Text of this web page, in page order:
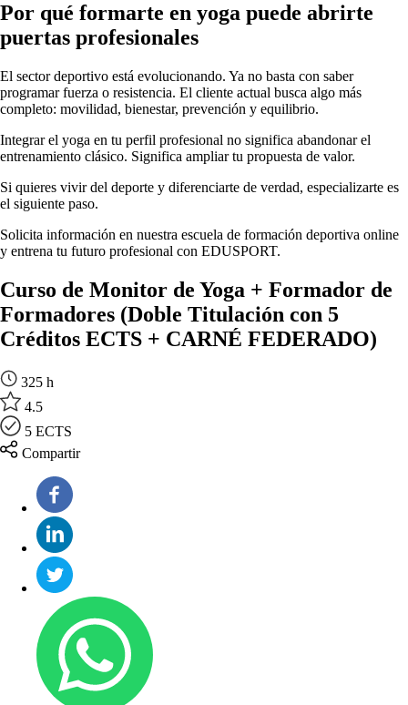
Por qué formarte en yoga puede abrirte
puertas profesionales
El sector deportivo está evolucionando. Ya no basta con saber
programar fuerza o resistencia. El cliente actual busca algo más
completo: movilidad, bienestar, prevención y equilibrio.
Integrar el yoga en tu perfil profesional no significa abandonar el
entrenamiento clásico. Significa ampliar tu propuesta de valor.
Si quieres vivir del deporte y diferenciarte de verdad, especializarte es
el siguiente paso.
Solicita información en nuestra escuela de formación deportiva online
y entrena tu futuro profesional con EDUSPORT.
Curso de Monitor de Yoga + Formador de
Formadores (Doble Titulación con 5
Créditos ECTS + CARNÉ FEDERADO)
325 h
4.5
5 ECTS
Compartir